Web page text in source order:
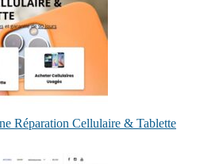
Réparation Cellulaire & Tablette